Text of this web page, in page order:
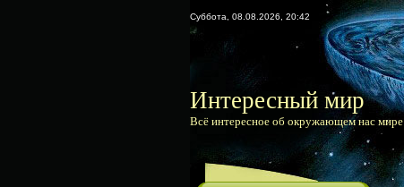
Суббота, 08.08.2026, 20:42
Интересный мир
Всё интересное об окружающем нас мире